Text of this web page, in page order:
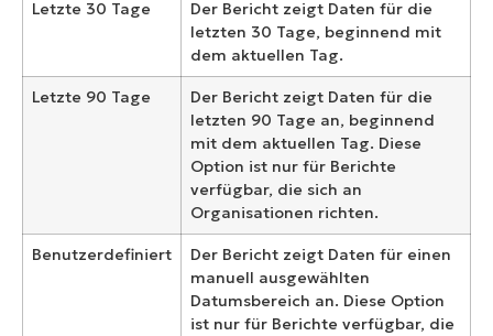
Letzte 30 Tage
Der Bericht zeigt Daten für die
letzten 30 Tage, beginnend mit
dem aktuellen Tag.
Letzte 90 Tage
Der Bericht zeigt Daten für die
letzten 90 Tage an, beginnend
mit dem aktuellen Tag. Diese
Option ist nur für Berichte
verfügbar, die sich an
Organisationen richten.
Benutzerdefiniert
Der Bericht zeigt Daten für einen
manuell ausgewählten
Datumsbereich an. Diese Option
ist nur für Berichte verfügbar, die